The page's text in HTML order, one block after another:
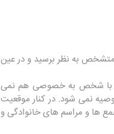
به نظر برسید و در عین
با شخص به خصوصی هم نمی
نمی شود. در کنار موقعیت
ها و مراسم های خانوادگی و